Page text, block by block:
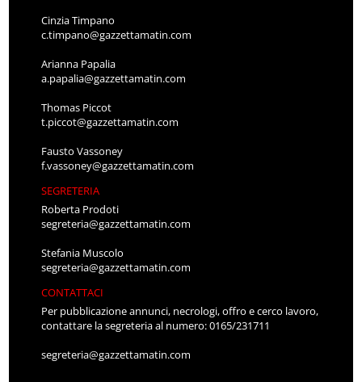
Cinzia Timpano
c.timpano@gazzettamatin.com
Arianna Papalia
a.papalia@gazzettamatin.com
Thomas Piccot
t.piccot@gazzettamatin.com
Fausto Vassoney
f.vassoney@gazzettamatin.com
SEGRETERIA
Roberta Prodoti
segreteria@gazzettamatin.com
Stefania Muscolo
segreteria@gazzettamatin.com
CONTATTACI
Per pubblicazione annunci, necrologi, offro e cerco lavoro,
contattare la segreteria al numero: 0165/231711
segreteria@gazzettamatin.com